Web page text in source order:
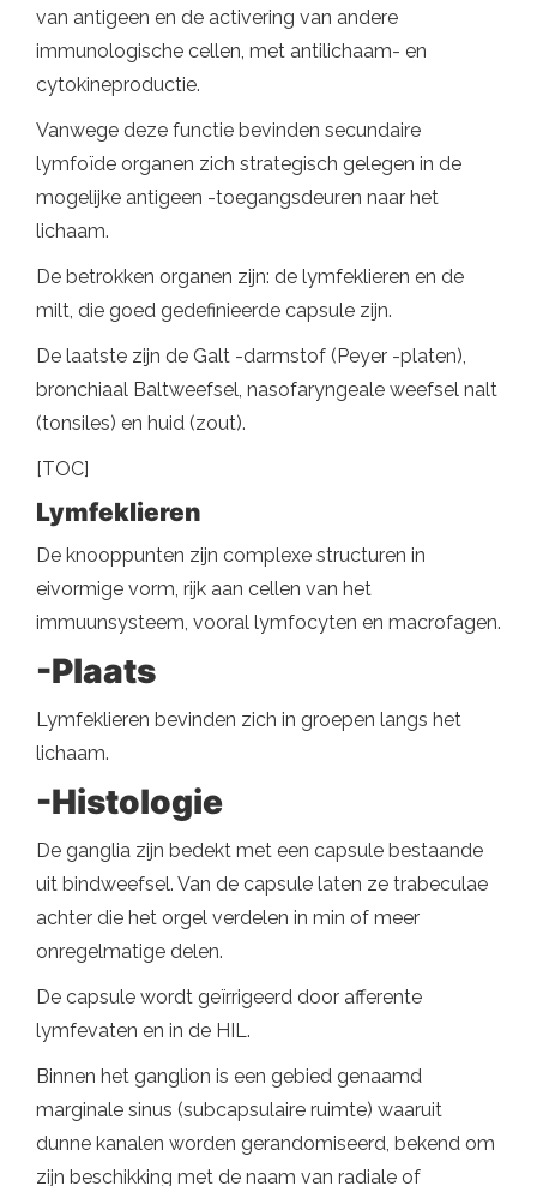
van antigeen en de activering van andere
immunologische cellen, met antilichaam- en
cytokineproductie.
Vanwege deze functie bevinden secundaire
lymfoïde organen zich strategisch gelegen in de
mogelijke antigeen -toegangsdeuren naar het
lichaam.
De betrokken organen zijn: de lymfeklieren en de
milt, die goed gedefinieerde capsule zijn.
De laatste zijn de Galt -darmstof (Peyer -platen),
bronchiaal Baltweefsel, nasofaryngeale weefsel nalt
(tonsiles) en huid (zout).
[TOC]
Lymfeklieren
De knooppunten zijn complexe structuren in
eivormige vorm, rijk aan cellen van het
immuunsysteem, vooral lymfocyten en macrofagen.
-Plaats
Lymfeklieren bevinden zich in groepen langs het
lichaam.
-Histologie
De ganglia zijn bedekt met een capsule bestaande
uit bindweefsel. Van de capsule laten ze trabeculae
achter die het orgel verdelen in min of meer
onregelmatige delen.
De capsule wordt geïrrigeerd door afferente
lymfevaten en in de HIL.
Binnen het ganglion is een gebied genaamd
marginale sinus (subcapsulaire ruimte) waaruit
dunne kanalen worden gerandomiseerd, bekend om
zijn beschikking met de naam van radiale of